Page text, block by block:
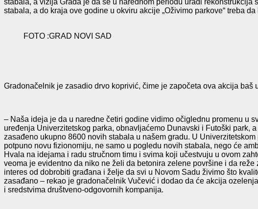
stabala, a do kraja ove godine u okviru akcije „Oživimo parkove“ treba
FOTO :GRAD NOVI SAD
Gradonačelnik je zasadio drvo koprivić, čime je započeta ova akcija baš
– Naša ideja je da u naredne četiri godine vidimo očiglednu promenu u
uređenja Univerzitetskog parka, obnavljaćemo Dunavski i Futoški park,
zasađeno ukupno 8600 novih stabala u našem gradu. U
potpuno novu fizionomiju, ne samo u pogledu novih stabala, nego će
Hvala na idejama i radu stručnom timu i svima koji učestvuju u ovom
veoma je evidentno da niko ne želi da betonira zelene površine i da
interes od dobrobiti građana i želje da svi u Novom Sadu živimo što
zasađano – rekao je gradonačelnik Vučević i dodao da će akcija
i sredstvima društveno-odgovornih kompanija.